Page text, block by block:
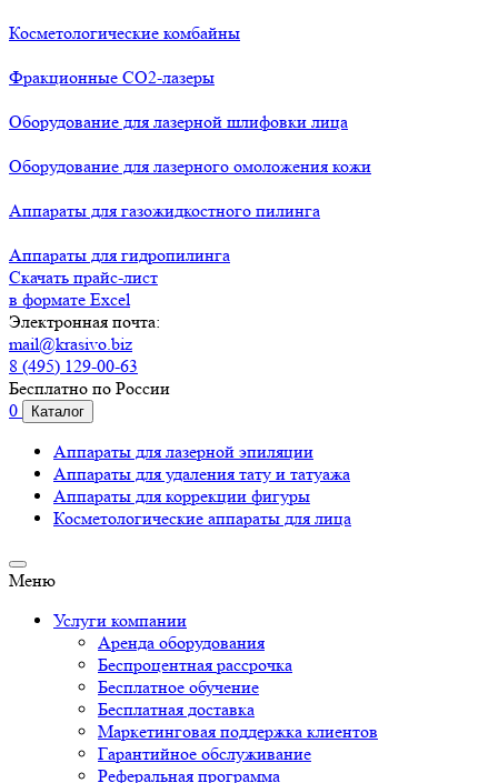
Косметологические комбайны
Фракционные СО2-лазеры
Оборудование для лазерной шлифовки лица
Оборудование для лазерного омоложения кожи
Аппараты для газожидкостного пилинга
Аппараты для гидропилинга
Скачать прайс-лист
в формате Excel
Электронная почта:
mail@krasivo.biz
8 (495) 129-00-63
Бесплатно по России
0
Каталог
Аппараты для лазерной эпиляции
Аппараты для удаления тату и татуажа
Аппараты для коррекции фигуры
Косметологические аппараты для лица
Меню
Услуги компании
Аренда оборудования
Беспроцентная рассрочка
Бесплатное обучение
Бесплатная доставка
Маркетинговая поддержка клиентов
Гарантийное обслуживание
Реферальная программа